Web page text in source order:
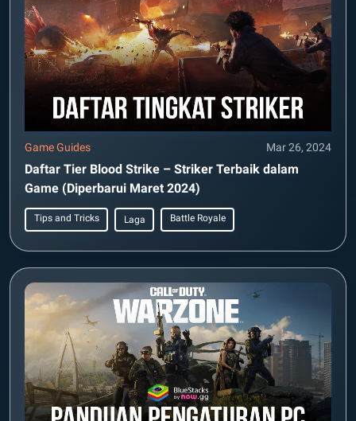
Game Guides Mar 26, 2024
Daftar Tier Blood Strike – Striker Terbaik dalam
Game (Diperbarui Maret 2024)
Tips and Tricks Laga Battle Royale